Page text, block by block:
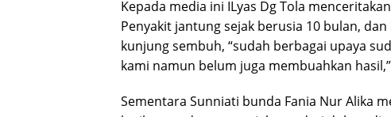
Kepada media ini ILyas Dg Tola
Penyakit jantung sejak berusia 10 bulan,
kunjung sembuh, “sudah berbagai upaya
kami namun belum juga membuahkan
Sementara Sunniati bunda Fania Nur Alika